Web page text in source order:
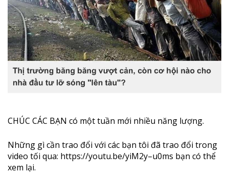
CHÚC CÁC BẠN có một tuần mới nhiều năng lượng.
Những gì cần trao đổi với các bạn tôi đã trao đổi trong
video tối qua: https://youtu.be/yiM2y–u0ms bạn có thể
xem lại.